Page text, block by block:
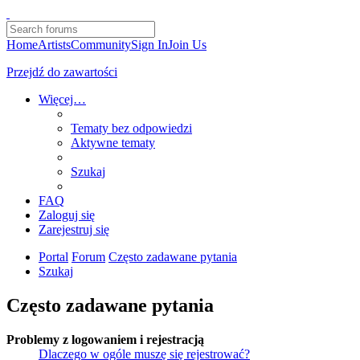
HomeArtistsCommunitySign InJoin Us
Przejdź do zawartości
Więcej…
Tematy bez odpowiedzi
Aktywne tematy
Szukaj
FAQ
Zaloguj się
Zarejestruj się
Portal Forum Często zadawane pytania
Szukaj
Często zadawane pytania
Problemy z logowaniem i rejestracją
Dlaczego w ogóle muszę się rejestrować?